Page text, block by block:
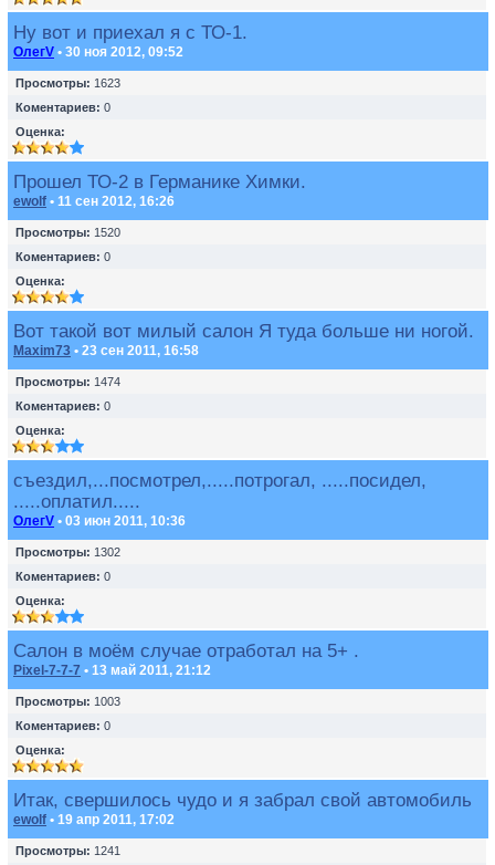
Ну вот и приехал я с ТО-1.
ОлегV • 30 ноя 2012, 09:52
Просмотры: 1623
Коментариев: 0
Оценка:
Прошел ТО-2 в Германике Химки.
ewolf • 11 сен 2012, 16:26
Просмотры: 1520
Коментариев: 0
Оценка:
Вот такой вот милый салон Я туда больше ни ногой.
Maxim73 • 23 сен 2011, 16:58
Просмотры: 1474
Коментариев: 0
Оценка:
съездил,...посмотрел,.....потрогал, .....посидел,
.....оплатил.....
ОлегV • 03 июн 2011, 10:36
Просмотры: 1302
Коментариев: 0
Оценка:
Салон в моём случае отработал на 5+ .
Pixel-7-7-7 • 13 май 2011, 21:12
Просмотры: 1003
Коментариев: 0
Оценка:
Итак, свершилось чудо и я забрал свой автомобиль
ewolf • 19 апр 2011, 17:02
Просмотры: 1241